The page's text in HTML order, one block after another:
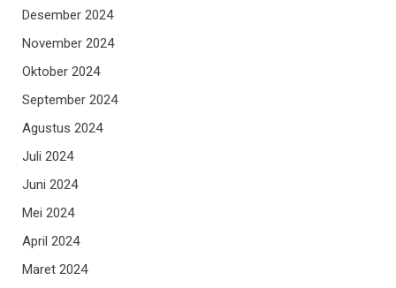
Desember 2024
November 2024
Oktober 2024
September 2024
Agustus 2024
Juli 2024
Juni 2024
Mei 2024
April 2024
Maret 2024